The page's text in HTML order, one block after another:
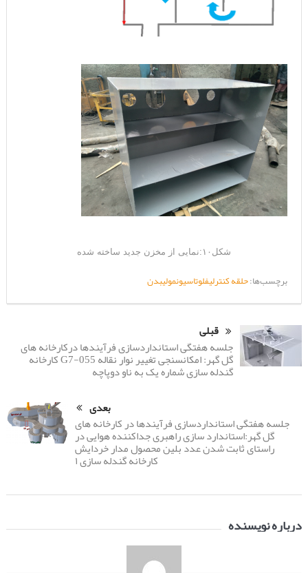
شکل۱۰:نمایی از مخزن جدید ساخته شده
برچسب‌ها:حلقه کنترلیفلوتاسیونمولیبدن
قبلی
جلسه هفتگی استانداردسازی فرآیندها درکارخانه های
گل گهر: امکانسنجی تغییر نوار نقاله G7-055 کارخانه
گندله سازی شماره یک به ناو دوپاچه
بعدی
جلسه هفتگی استانداردسازی فرآیندها در کارخانه های
گل گهر:استاندارد سازی راهبری جداکننده هوایی در
راستای ثابت شدن عدد بلین محصول مدار خردایش
کارخانه گندله سازی ۱
درباره نویسنده